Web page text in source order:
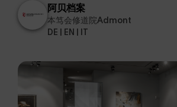
阿贝档案
本笃会修道院Admont
DE | EN | IT